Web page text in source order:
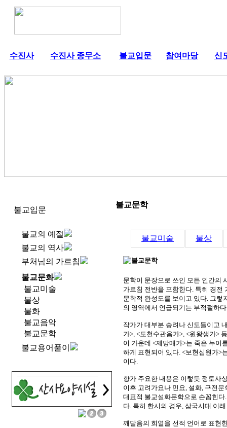
수진사 수진사 종무소 불교입문 참여마당 신
불교입문
불교의 예절
불교의 역사
부처님의 가르침
불교문화
불교미술
불상
불화
불교음악
불교문학
불교용어풀이
불교문학
불교미술 불상
문학이 문장으로 쓰인 모든 인간의
가르침 전반을 포함한다. 특히 경전
문학적 완성도를 보이고 있다. 그
의 영역에서 언급되기는 부적절하
작가가 대부분 승려나 신도들이고
가>, <도천수관음가>, <원왕생가>
이 가운데 <제망매가>는 죽은 누이
하게 표현되어 있다. <보현십원가>
이다.
향가 주요한 내용은 이렇듯 정토사
이후 고려가요나 민요, 설화, 구전
대표적 불교설화문학으로 손꼽힌
다. 특히 한시의 경우, 삼국시대 이
깨달음의 희열을 선적 언어로 표현